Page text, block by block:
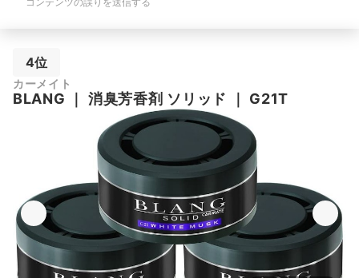
4位
カーメイト
BLANG 消臭芳香剤 ソリッド G21T